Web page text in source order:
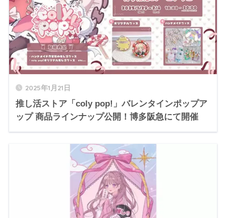
2025年1月21日
推し活ストア「coly pop!」バレンタインポップア
ップ 商品ラインナップ公開！博多阪急にて開催